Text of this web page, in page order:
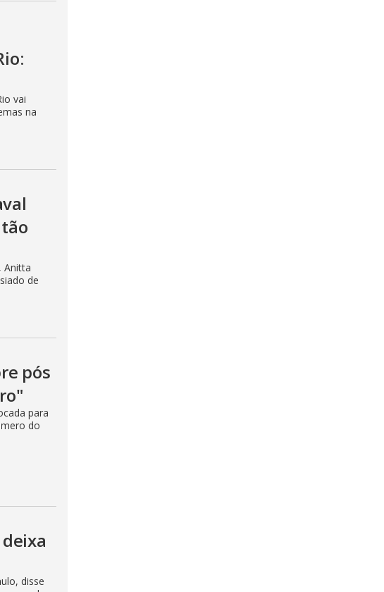
vai
na
Anitta
de
pós
para
do
disse